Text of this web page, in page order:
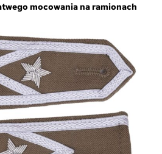
mocowania na ramionach